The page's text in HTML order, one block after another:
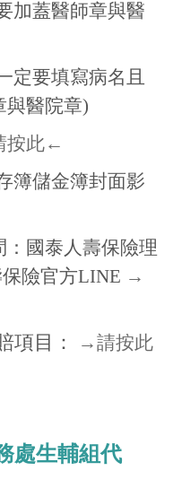
加蓋醫師章與醫
定要填寫病名且
與醫院章)
按此←
簿儲金簿封面影
國泰人壽保險理
險官方LINE →
項目：
→請按此
處生輔組代